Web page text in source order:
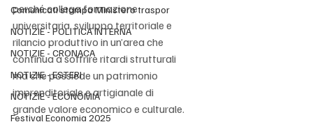
Comunicati stampa Ministero traspor
NOTIZIE - POLITICA INTERNA
NOTIZIE - CRONACA
NOTIZIE - ESTERI
NOTIZIE - ECONOMIA
Festival Economia 2025
perché collega formazione
universitaria, sviluppo territoriale e
rilancio produttivo in un’area che
continua a soffrire ritardi strutturali
ma che possiede un patrimonio
imprenditoriale e artigianale di
grande valore economico e culturale.